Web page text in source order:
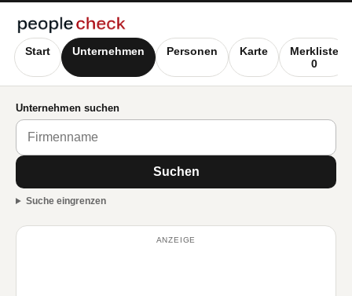
Start Unternehmen Personen Karte
Merkliste
0
Unternehmen suchen
Suchen
Suche eingrenzen
ANZEIGE